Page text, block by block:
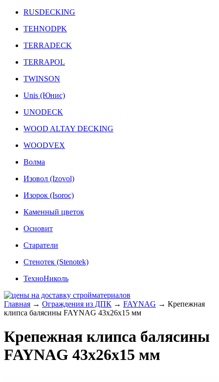
RUSDECKING
TEHNODPK
TERRADECK
TERRAPOL
TWINSON
Unis (Юнис)
UNODECK
WOOD ALTAY DECKING
WOODVEX
Волма
Изовол (Izovol)
Изорок (Isoroc)
Каменный цветок
Основит
Старатели
Стенотек (Stenotek)
ТехноНиколь
Главная → Ограждения из ДПК → FAYNAG → Крепежная
клипса балясины FAYNAG 43x26x15 мм
Крепежная клипса балясины
FAYNAG 43x26x15 мм